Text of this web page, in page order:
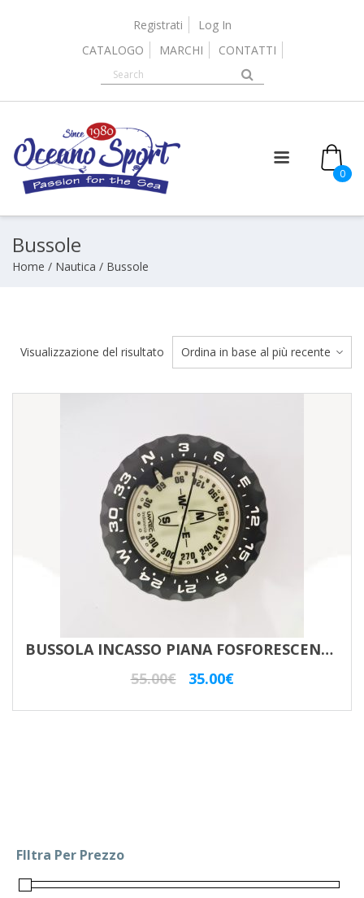
Registrati
Log In
CATALOGO
MARCHI CONTATTI
0
Bussole
Home / Nautica / Bussole
Visualizzazione del risultato
BUSSOLA INCASSO PIANA FOSFORESCENTE UVATEC
55.00€
Il
35.00€Il
FIltra Per Prezzo